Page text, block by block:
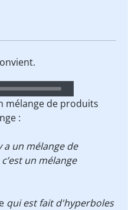
mélange de produits
:
a un mélange de
un mélange
qui est fait d'hyperboles